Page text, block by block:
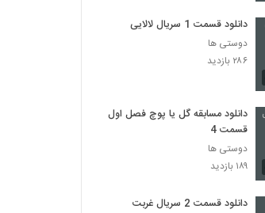
دانلود قسمت 1 سریال لالایی
دوستی ها
۲۸۶ بازدید
دانلود مسابقه گل یا پوچ فصل اول
قسمت 4
دوستی ها
۱۸۹ بازدید
دانلود قسمت 2 سریال غربت